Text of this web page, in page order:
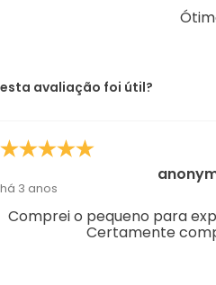
esta avaliação foi útil?
há 3 anos
Comprei o pequeno para
Certamente